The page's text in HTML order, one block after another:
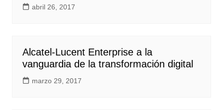
abril 26, 2017
Alcatel-Lucent Enterprise a la
vanguardia de la transformación digital
marzo 29, 2017